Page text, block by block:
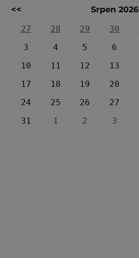
<< Srpen 2026
27
28 29 30
3
4 5 6
10
11 12 13
17
18 19 20
24
25 26 27
31
1 2 3